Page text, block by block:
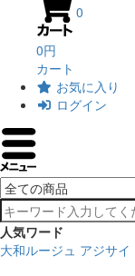
0
0円
カート
お気に入り
ログイン
人気ワード
大和ルージュ アジサイ